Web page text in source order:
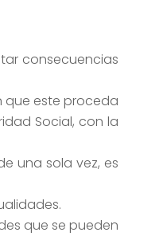
consecuencias
que este proceda
Social, con la
una sola vez, es
que se pueden